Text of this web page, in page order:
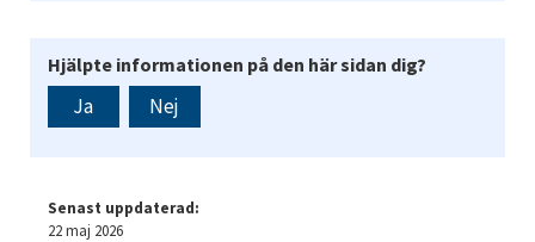
Hjälpte informationen på den här sidan dig?
Ja Nej
Senast uppdaterad:
22 maj 2026